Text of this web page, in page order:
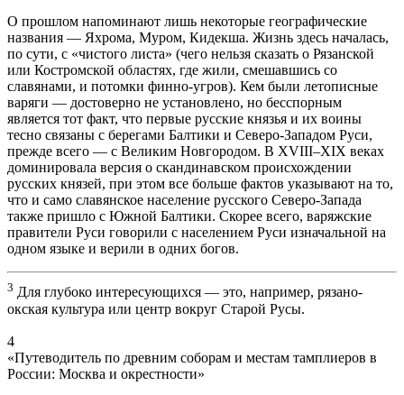
О прошлом напоминают лишь некоторые географические
названия — Яхрома, Муром, Кидекша. Жизнь здесь началась,
по сути, с «чистого листа» (чего нельзя сказать о Рязанской
или Костромской областях, где жили, смешавшись со
славянами, и потомки финно-угров). Кем были летописные
варяги — достоверно не установлено, но бесспорным
является тот факт, что первые русские князья и их воины
тесно связаны с берегами Балтики и Северо-Западом Руси,
прежде всего — с Великим Новгородом. В XVIII–XIX веках
доминировала версия о скандинавском происхождении
русских князей, при этом все больше фактов указывают на то,
что и само славянское население русского Северо-Запада
также пришло с Южной Балтики. Скорее всего, варяжские
правители Руси говорили с населением Руси изначальной на
одном языке и верили в одних богов.
3 Для глубоко интересующихся — это, например, рязано-
окская культура или центр вокруг Старой Русы.
4
«Путеводитель по древним соборам и местам тамплиеров в
России: Москва и окрестности»